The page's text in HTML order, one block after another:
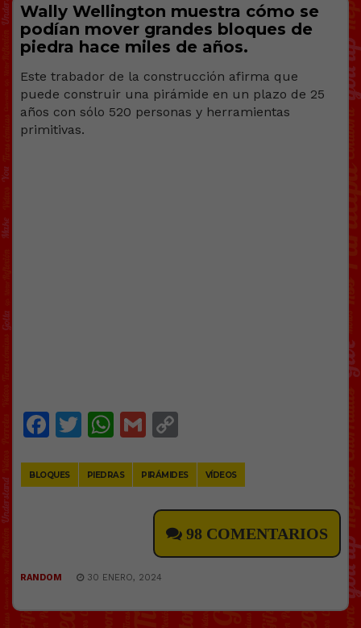
Wally Wellington muestra cómo se
podían mover grandes bloques de
piedra hace miles de años.
Este trabador de la construcción afirma que
puede construir una pirámide en un plazo de 25
años con sólo 520 personas y herramientas
primitivas.
Facebook
Twitter
WhatsApp
Gmail
BLOQUES PIEDRAS PIRÁMIDES VÍDEOS
98 COMENTARIOS
RANDOM 30 ENERO, 2024